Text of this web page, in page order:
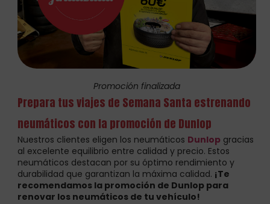
Promoción finalizada
Prepara tus viajes de Semana Santa estrenando
neumáticos con la promoción de Dunlop
Nuestros clientes eligen los neumáticos Dunlopgracias
al excelente equilibrio entre calidad y precio. Estos
neumáticos destacan por su óptimo rendimiento y
durabilidad que garantizan la máxima calidad. ¡Te
recomendamos la promoción de Dunlop para
renovar los neumáticos de tu vehículo!